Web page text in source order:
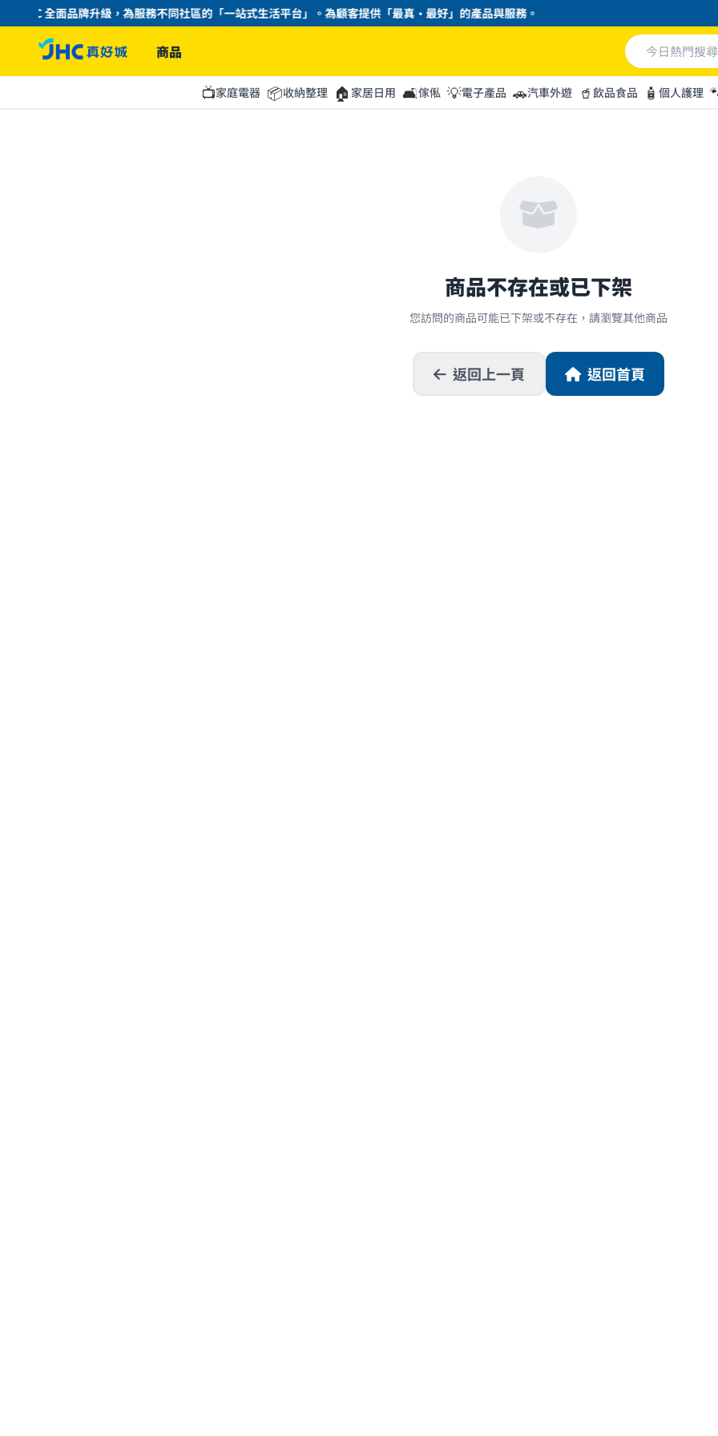
全面品牌升級，為服務不同社區的「一站式生活平台」。為顧客提供「最真・最好」的產品與服務。
商品
📺家庭電器 📦收納整理 🏠 家居日用 🛋️傢俬 💡電子產品 🚗汽車外遊 🥤 飲品食品 🧴 個人護理
商品不存在或已下架
您訪問的商品可能已下架或不存在，請瀏覽其他商品
返回上一頁 返回首頁